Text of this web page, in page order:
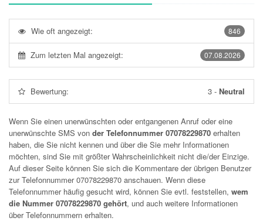
846
Wie oft angezeigt:
07.08.2026
Zum letzten Mal angezeigt:
Bewertung: 3 - Neutral
Wenn Sie einen unerwünschten oder entgangenen Anruf oder eine
unerwünschte SMS von der Telefonnummer 07078229870 erhalten
haben, die Sie nicht kennen und über die Sie mehr Informationen
möchten, sind Sie mit größter Wahrscheinlichkeit nicht die/der Einzige.
Auf dieser Seite können Sie sich die Kommentare der übrigen Benutzer
zur Telefonnummer07078229870 anschauen. Wenn diese
Telefonnummer häufig gesucht wird, können Sie evtl. feststellen, wem
die Nummer 07078229870 gehört, und auch weitere Informationen
über Telefonnummern erhalten.